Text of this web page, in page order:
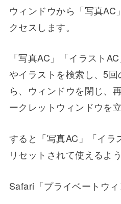
ウィンドウから「写真AC
クセスします。
「写真AC」「イラスト
やイラストを検索し、5
ら、ウィンドウを閉じ、
ークレットウィンドウを
すると「写真AC」「イラ
リセットされて使えるよ
Safari「プライベートウィ